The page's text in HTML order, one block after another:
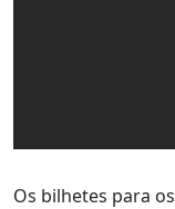
Os bilhetes para